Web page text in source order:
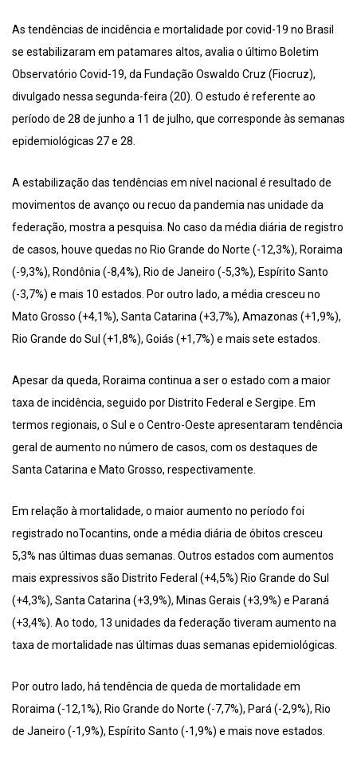
As tendências de incidência e mortalidade por covid-19 no Brasil
se estabilizaram em patamares altos, avalia o último Boletim
Observatório Covid-19, da Fundação Oswaldo Cruz (Fiocruz),
divulgado nessa segunda-feira (20). O estudo é referente ao
período de 28 de junho a 11 de julho, que corresponde às semanas
epidemiológicas 27 e 28.
A estabilização das tendências em nível nacional é resultado de
movimentos de avanço ou recuo da pandemia nas unidade da
federação, mostra a pesquisa. No caso da média diária de registro
de casos, houve quedas no Rio Grande do Norte (-12,3%), Roraima
(-9,3%), Rondônia (-8,4%), Rio de Janeiro (-5,3%), Espírito Santo
(-3,7%) e mais 10 estados. Por outro lado, a média cresceu no
Mato Grosso (+4,1%), Santa Catarina (+3,7%), Amazonas (+1,9%),
Rio Grande do Sul (+1,8%), Goiás (+1,7%) e mais sete estados.
Apesar da queda, Roraima continua a ser o estado com a maior
taxa de incidência, seguido por Distrito Federal e Sergipe. Em
termos regionais, o Sul e o Centro-Oeste apresentaram tendência
geral de aumento no número de casos, com os destaques de
Santa Catarina e Mato Grosso, respectivamente.
Em relação à mortalidade, o maior aumento no período foi
registrado noTocantins, onde a média diária de óbitos cresceu
5,3% nas últimas duas semanas. Outros estados com aumentos
mais expressivos são Distrito Federal (+4,5%) Rio Grande do Sul
(+4,3%), Santa Catarina (+3,9%), Minas Gerais (+3,9%) e Paraná
(+3,4%). Ao todo, 13 unidades da federação tiveram aumento na
taxa de mortalidade nas últimas duas semanas epidemiológicas.
Por outro lado, há tendência de queda de mortalidade em
Roraima (-12,1%), Rio Grande do Norte (-7,7%), Pará (-2,9%), Rio
de Janeiro (-1,9%), Espírito Santo (-1,9%) e mais nove estados.